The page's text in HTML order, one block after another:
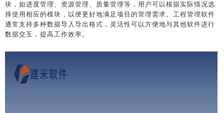
块，如进度管理、资源管理、质量管理等，用户可以根据实际情况选
择使用相应的模块，以便更好地满足项目的管理需求。工程管理软件
通常支持多种数据导入导出格式，灵活性可以方便地与其他软件进行
数据交互，提高工作效率。